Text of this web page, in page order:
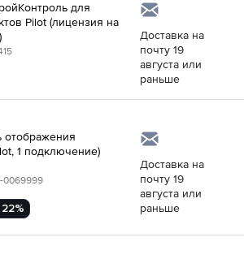
для
Pilot (лицензия на
Доставка на
почту 19
августа или
раньше
отображения
1 подключение)
0069999
Доставка на
почту 19
августа или
раньше